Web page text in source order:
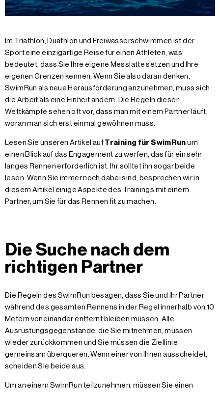
Im Triathlon, Duathlon und Freiwasserschwimmen ist der
Sport eine einzigartige Reise für einen Athleten, was
bedeutet, dass Sie Ihre eigene Messlatte setzen und Ihre
eigenen Grenzen kennen. Wenn Sie also daran denken,
SwimRun als neue Herausforderung anzunehmen, muss sich
die Arbeit als eine Einheit ändern. Die Regeln dieser
Wettkämpfe sehen oft vor, dass man mit einem Partner läuft,
woran man sich erst einmal gewöhnen muss.
Lesen Sie unseren Artikel auf Training für SwimRun um
einen Blick auf das Engagement zu werfen, das für ein sehr
langes Rennen erforderlich ist. Ihr solltet ihn sogar beide
lesen. Wenn Sie immer noch dabei sind, besprechen wir in
diesem Artikel einige Aspekte des Trainings mit einem
Partner, um Sie für das Rennen fit zu machen.
Die Suche nach dem
richtigen Partner
Die Regeln des SwimRun besagen, dass Sie und Ihr Partner
während des gesamten Rennens in der Regel innerhalb von 10
Metern voneinander entfernt bleiben müssen. Alle
Ausrüstungsgegenstände, die Sie mitnehmen, müssen
wieder zurückkommen und Sie müssen die Ziellinie
gemeinsam überqueren. Wenn einer von Ihnen ausscheidet,
scheiden Sie beide aus.
Um an einem SwimRun teilzunehmen, müssen Sie einen